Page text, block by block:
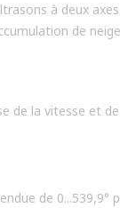
à deux
de
de la vitesse et
de 0...539,9°